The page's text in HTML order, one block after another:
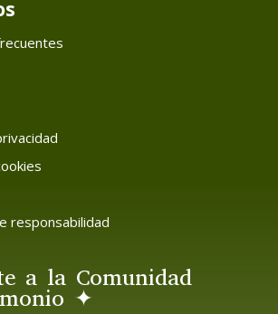
responsabilidad
a la Comunidad
✦